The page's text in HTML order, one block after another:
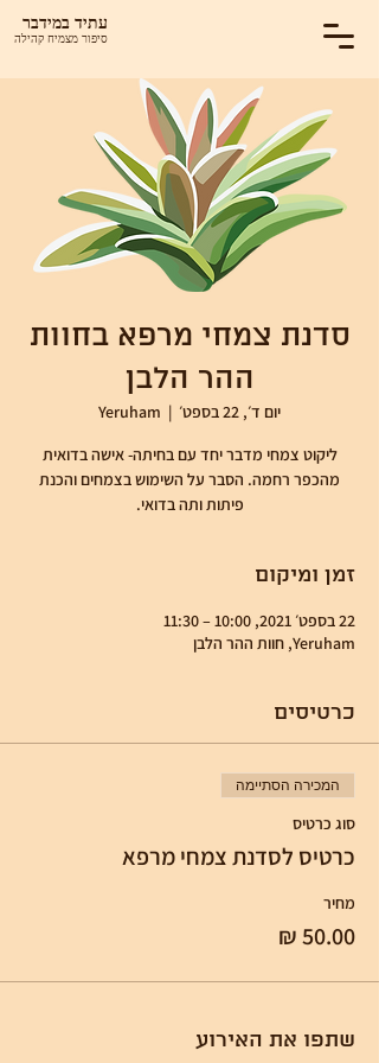
עתיד במידבר
סיפור מצמיח קהילה
סדנת צמחי מרפא בחוות
ההר הלבן
יום ד׳, 22 בספט׳
  |
Yeruham
ליקוט צמחי מדבר יחד עם בחיתה- אישה בדואית
מהכפר רחמה. הסבר על השימוש בצמחים והכנת
פיתות ותה בדואי.
זמן ומיקום
22 בספט׳ 2021, 10:00 – 11:30
Yeruham, חוות ההר הלבן
כרטיסים
המכירה הסתיימה
סוג כרטיס
כרטיס לסדנת צמחי מרפא
מחיר
שתפו את האירוע